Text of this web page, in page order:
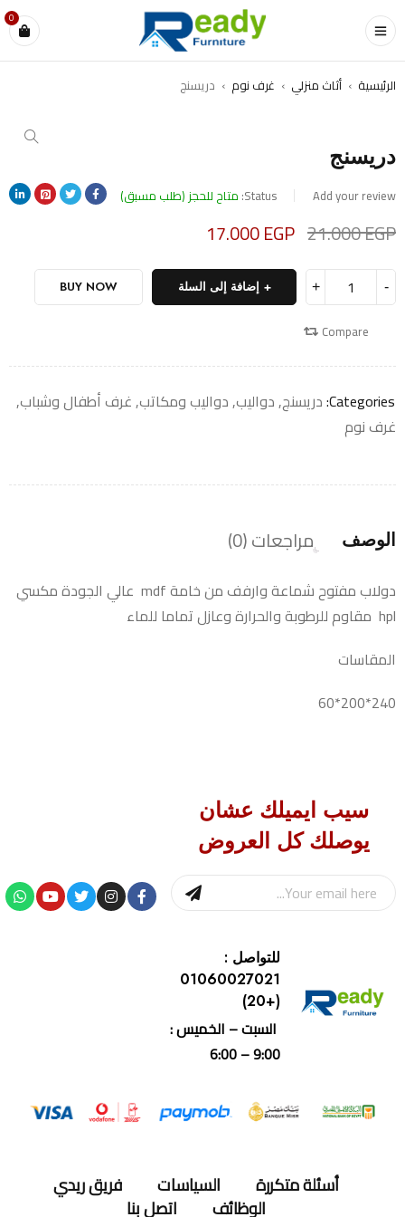
0
الرئيسية › أثاث منزلي › غرف نوم › دريسنج
دريسنج
Add your review
Status: متاح للحجز (طلب مسبق)
21.000EGP
17.000EGP
إضافة إلى السلة BUY NOW
Compare
Categories: دريسنج,دواليب,دواليب ومكاتب,غرف أطفال وشباب,
غرف نوم
الوصف مراجعات (0)
دولاب مفتوح شماعة وارفف من خامة mdf عالي الجودة مكسي
hpl مقاوم للرطوبة والحرارة وعازل تماما للماء
المقاسات
240*200*60
سيب ايميلك عشان
يوصلك كل العروض
للتواصل :
01060027021
(+20)
السبت – الخميس :
9:00 – 6:00
أسئلة متكررة السياسات فريق ريدي
الوظائف اتصل بنا